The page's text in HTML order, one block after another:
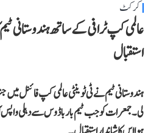
کرکٹ
عالمی کپ ٹرافی کے ساتھ ہندوستانی
استقبال
ہندوستانی ٹیم نے ٹی ٹوینٹی عالمی کپ فائنل
لی۔ جمعرات کو جب ٹیم بارباڈوس سے دہلی